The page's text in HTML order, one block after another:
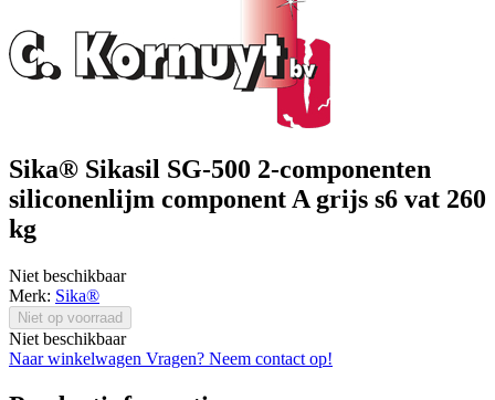
Sika® Sikasil SG-500 2-componenten
siliconenlijm component A grijs s6 vat 260
kg
Niet beschikbaar
Merk: Sika®
Niet op voorraad
Niet beschikbaar
Naar winkelwagen Vragen? Neem contact op!